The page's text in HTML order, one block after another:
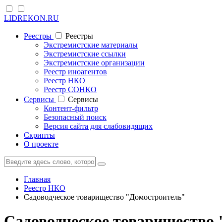
LIDREKON.RU
Реестры
Реестры
Экстремистские материалы
Экстремистские ссылки
Экстремистские организации
Реестр иноагентов
Реестр НКО
Реестр СОНКО
Cервисы
Cервисы
Контент-фильтр
Безопасный поиск
Версия сайта для слабовидящих
Скрипты
О проекте
Главная
Реестр НКО
Садоводческое товарищество "Домостроитель"